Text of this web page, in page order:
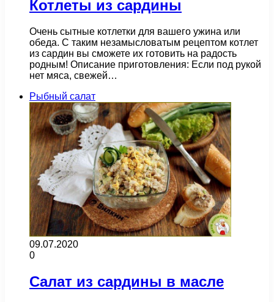
Котлеты из сардины
Очень сытные котлетки для вашего ужина или
обеда. С таким незамысловатым рецептом котлет
из сардин вы сможете их готовить на радость
родным! Описание приготовления: Если под рукой
нет мяса, свежей…
Рыбный салат
09.07.2020
0
Салат из сардины в масле